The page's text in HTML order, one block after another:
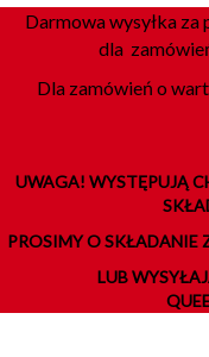
Darmowa wysyłka
dla
Dla zamówień o
UWAGA! WYSTĘPUJĄ
PROSIMY O SKŁADANIE
LUB